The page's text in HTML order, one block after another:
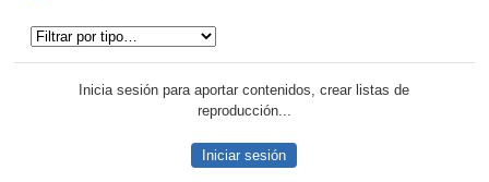
Inicia sesión para aportar contenidos, crear listas de
reproducción...
Iniciar sesión